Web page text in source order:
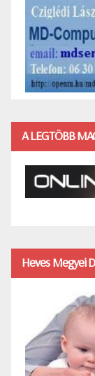
A LEGTÖBB
Heves Megyei